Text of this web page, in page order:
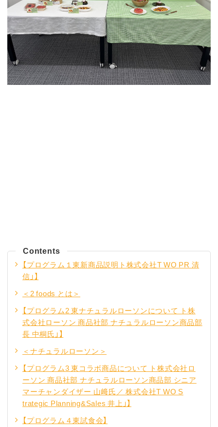
Contents
【プログラム１東新商品説明ト株式会社T WO PR 清
信」】
＜2 foods とは＞
【プログラム2 東ナチュラルローソンについて ト株
式会社ローソン 商品社部 ナチュラルローソン商品部
長 中桐氏」】
＜ナチュラルローソン＞
【プログラム3 東コラボ商品について ト株式会社ロ
ーソン 商品社部 ナチュラルローソン商品部 シニア
マーチャンダイザー 山﨑氏／ 株式会社T WO S
trategic Planning&Sales 井上」】
【プログラム４東試食会】